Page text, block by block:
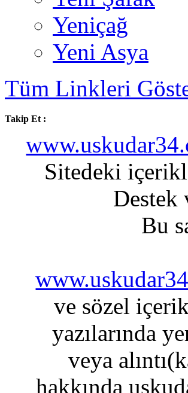
Yeniçağ
Yeni Asya
Tüm Linkleri
Takip Et :
Sitedeki
Bu
ve sözel
yazılarında
veya
hakkında